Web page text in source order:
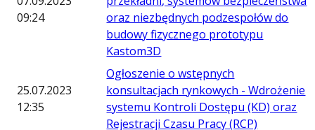
09:24
oraz niezbędnych podzespołów do
budowy fizycznego prototypu
Kastom3D
25.07.2023
12:35
Ogłoszenie o wstępnych
konsultacjach rynkowych - Wdrożenie
systemu Kontroli Dostępu (KD) oraz
Rejestracji Czasu Pracy (RCP)